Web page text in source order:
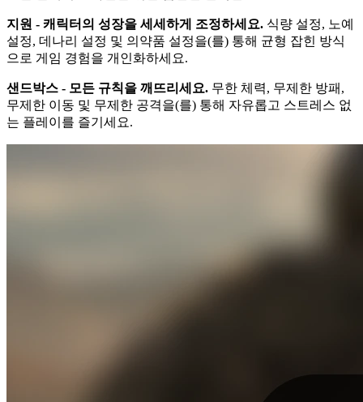
지원 - 캐릭터의 성장을 세세하게 조정하세요. 식량 설정, 노예
설정, 데나리 설정 및 의약품 설정을(를) 통해 균형 잡힌 방식
으로 게임 경험을 개인화하세요.
샌드박스 - 모든 규칙을 깨뜨리세요. 무한 체력, 무제한 방패,
무제한 이동 및 무제한 공격을(를) 통해 자유롭고 스트레스 없
는 플레이를 즐기세요.